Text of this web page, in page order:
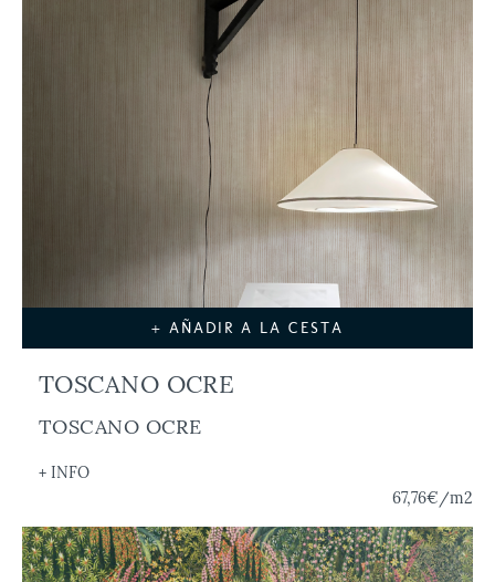
+ AÑADIR A LA CESTA
TOSCANO OCRE
TOSCANO OCRE
+ INFO
67,76€/m2